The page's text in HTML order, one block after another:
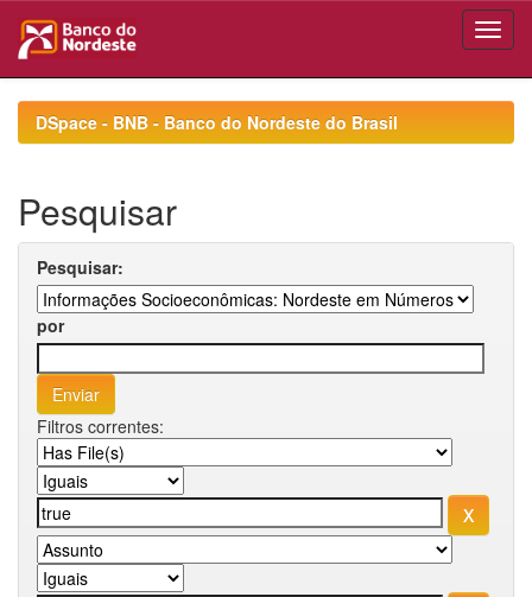
navigationDSpace - BNB - Banco do Nordeste do Brasil
Pesquisar
Pesquisar:
por
Filtros correntes: